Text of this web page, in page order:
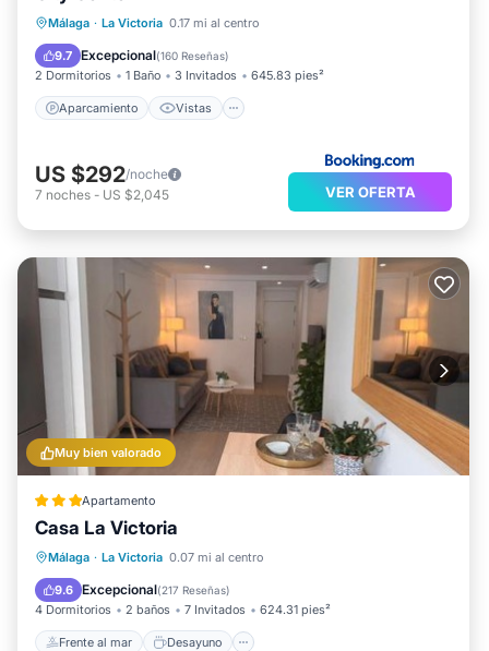
Málaga · La Victoria 0.17 mi al centro
9.7 Excepcional(160 Reseñas)
2 Dormitorios 1 Baño 3 Invitados 645.83 pies²
Aparcamiento Vistas
Aparcamiento
Vistas
Aire acondicionado
US $292/noche
7 noches - US $2,045 VER OFERTA
Muy bien valorado
Apartamento
Casa La Victoria
Málaga · La Victoria 0.07 mi al centro
9.6 Excepcional(217 Reseñas)
4 Dormitorios 2 baños 7 Invitados 624.31 pies²
Frente al mar Desayuno
Frente al mar
Desayuno
Vista al mar
Vistas